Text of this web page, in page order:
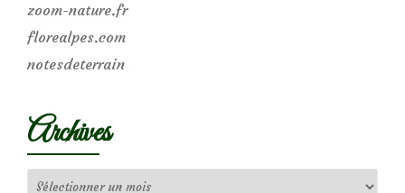
zoom-nature.fr
florealpes.com
notesdeterrain
Archives